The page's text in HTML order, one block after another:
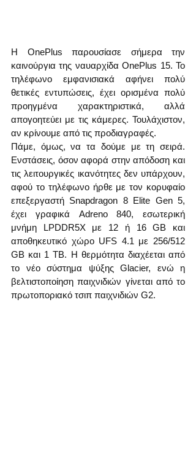
Η OnePlus παρουσίασε σήμερα την
καινούργια της ναυαρχίδα OnePlus 15. Το
τηλέφωνο εμφανισιακά αφήνει πολύ
θετικές εντυπώσεις, έχει ορισμένα πολύ
προηγμένα χαρακτηριστικά, αλλά
απογοητεύει με τις κάμερες. Τουλάχιστον,
αν κρίνουμε από τις προδιαγραφές.
Πάμε, όμως, να τα δούμε με τη σειρά.
Ενστάσεις, όσον αφορά στην απόδοση και
τις λειτουργικές ικανότητες δεν υπάρχουν,
αφού το τηλέφωνο ήρθε με τον κορυφαίο
επεξεργαστή Snapdragon 8 Elite Gen 5,
έχει γραφικά Adreno 840, εσωτερική
μνήμη LPDDR5X με 12 ή 16 GB και
αποθηκευτικό χώρο UFS 4.1 με 256/512
GB και 1 TB. Η θερμότητα διαχέεται από
το νέο σύστημα ψύξης Glacier, ενώ η
βελτιστοποίηση παιχνιδιών γίνεται από το
πρωτοποριακό τσιπ παιχνιδιών G2.